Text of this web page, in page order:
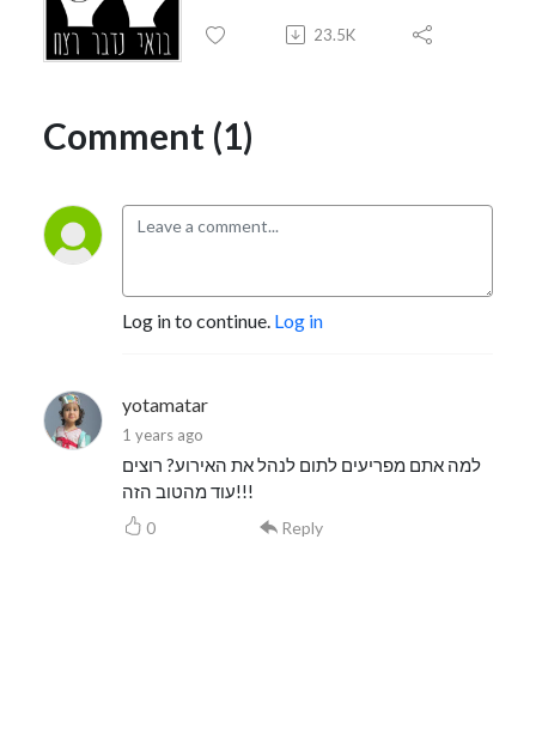
23.5K
Comment (1)
Log in to continue. Log in
yotamatar
1 years ago
למה אתם מפריעים לתום לנהל את האירוע? רוצים
עוד מהטוב הזה!!!
0 Reply